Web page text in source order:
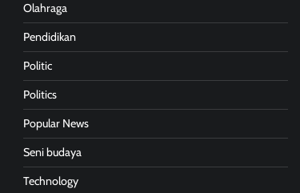
Olahraga
Pendidikan
Politic
Politics
Popular News
Seni budaya
Technology